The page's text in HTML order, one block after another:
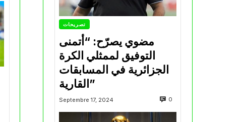
تصريحات
مضوي يصرّح: “أتمنى
التوفيق لممثلي الكرة
الجزائرية في المسابقات
القارية”
Septembre 17, 2024 0